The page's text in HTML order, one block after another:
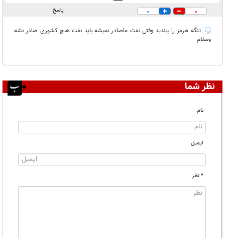
در انتظار بررسی:
0
0 پاسخ
تنگه هرمز را ببندید وقتی نفت ماصادر نمیشه باید نفت هیچ کشوری صادر نشه
وسلام
نظر شما
نام
ایمیل
* نظر